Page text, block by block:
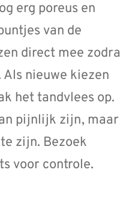
erg poreus en
van de
direct mee zodra
nieuwe kiezen
het tandvlees op.
pijnlijk zijn, maar
zijn. Bezoek
voor controle.